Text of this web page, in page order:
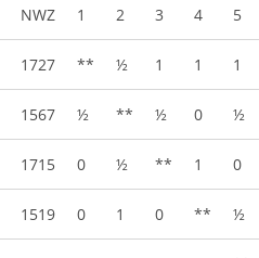
NWZ 1 2 3 4 5
1727 ** ½ 1 1 1
1567 ½ ** ½ 0 ½
1715 0 ½ ** 1 0
1519 0 1 0 ** ½